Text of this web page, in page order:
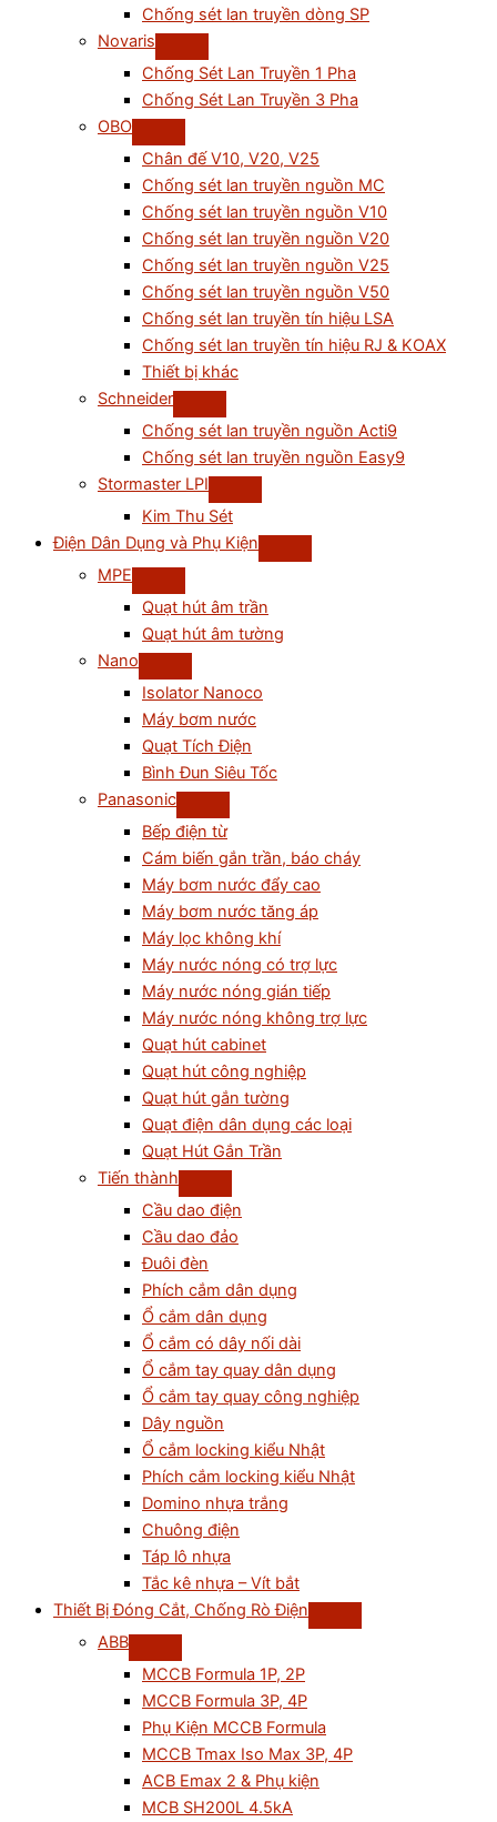
Chống sét lan truyền dòng SP
Novaris
Chống Sét Lan Truyền 1 Pha
Chống Sét Lan Truyền 3 Pha
OBO
Chân đế V10, V20, V25
Chống sét lan truyền nguồn MC
Chống sét lan truyền nguồn V10
Chống sét lan truyền nguồn V20
Chống sét lan truyền nguồn V25
Chống sét lan truyền nguồn V50
Chống sét lan truyền tín hiệu LSA
Chống sét lan truyền tín hiệu RJ & KOAX
Thiết bị khác
Schneider
Chống sét lan truyền nguồn Acti9
Chống sét lan truyền nguồn Easy9
Stormaster LPI
Kim Thu Sét
Điện Dân Dụng và Phụ Kiện
MPE
Quạt hút âm trần
Quạt hút âm tường
Nano
Isolator Nanoco
Máy bơm nước
Quạt Tích Điện
Bình Đun Siêu Tốc
Panasonic
Bếp điện từ
Cám biến gắn trần, báo cháy
Máy bơm nước đẩy cao
Máy bơm nước tăng áp
Máy lọc không khí
Máy nước nóng có trợ lực
Máy nước nóng gián tiếp
Máy nước nóng không trợ lực
Quạt hút cabinet
Quạt hút công nghiệp
Quạt hút gắn tường
Quạt điện dân dụng các loại
Quạt Hút Gắn Trần
Tiến thành
Cầu dao điện
Cầu dao đảo
Đuôi đèn
Phích cắm dân dụng
Ổ cắm dân dụng
Ổ cắm có dây nối dài
Ổ cắm tay quay dân dụng
Ổ cắm tay quay công nghiệp
Dây nguồn
Ổ cắm locking kiểu Nhật
Phích cắm locking kiểu Nhật
Domino nhựa trắng
Chuông điện
Táp lô nhựa
Tắc kê nhựa – Vít bắt
Thiết Bị Đóng Cắt, Chống Rò Điện
ABB
MCCB Formula 1P, 2P
MCCB Formula 3P, 4P
Phụ Kiện MCCB Formula
MCCB Tmax Iso Max 3P, 4P
ACB Emax 2 & Phụ kiện
MCB SH200L 4.5kA